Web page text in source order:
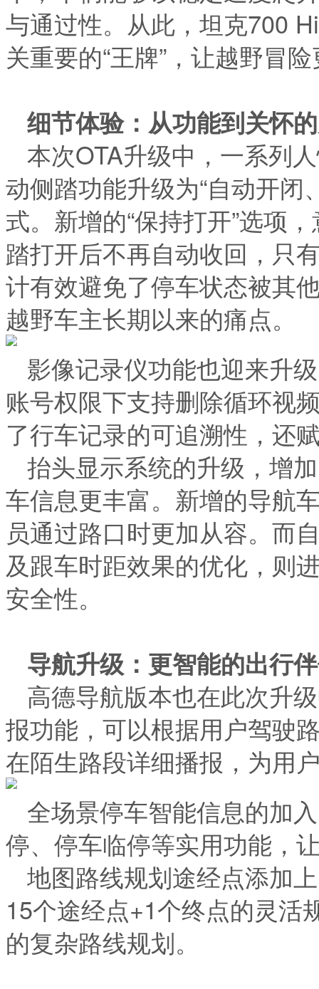
与通过性。从此，坦克700
关重要的“王牌”，让越野冒
细节体验：从功能到关怀
本次OTA升级中，一系列
动侧踏功能升级为“自动开闭
式。新增的“保持打开”选项
踏打开后不再自动收回，只
计有效避免了停车状态被其
越野车主长期以来的痛点。
影像记录仪功能也迎来升
账号权限下支持删除循环视
了行车记录的可追溯性，还
抬头显示系统的升级，增
车信息更丰富。新增的导航
员通过路口时更加从容。而
及跟车时距效果的优化，则
安全性。
导航升级：更智能的出行
高德导航版本也在此次升
报功能，可以根据用户驾驶
在陌生路段详细播报，为用
全场景停车智能信息的加
停、停车临停等实用功能，
地图路线规划途经点添加
15个途经点+1个终点的灵活
的复杂路线规划。